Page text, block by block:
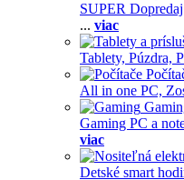
SUPER
... viac
Tablety, Púzdra,
All in one PC,
Gaming PC a
viac
Detské smart